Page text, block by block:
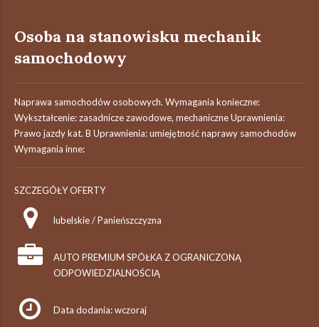
Osoba na stanowisku mechanik
samochodowy
Naprawa samochodów osobowych. Wymagania konieczne:
Wykształcenie: zasadnicze zawodowe, mechaniczne Uprawnienia:
Prawo jazdy kat. B Uprawnienia: umiejętność naprawy samochodów
Wymagania inne:
SZCZEGÓŁY OFERTY
lubelskie / Panieńszczyzna
AUTO PREMIUM SPÓŁKA Z OGRANICZONĄ
ODPOWIEDZIALNOŚCIĄ
Data dodania: wczoraj